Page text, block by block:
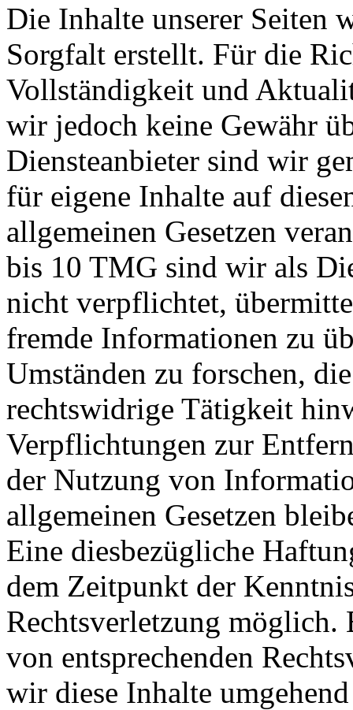
Die Inhalte unserer Seiten
Sorgfalt erstellt. Für die
Vollständigkeit und
wir jedoch keine Gewähr
Diensteanbieter sind wir
für eigene Inhalte auf
allgemeinen Gesetzen
bis 10 TMG sind wir als
nicht verpflichtet,
fremde Informationen zu
Umständen zu forschen,
rechtswidrige Tätigkeit
Verpflichtungen zur
der Nutzung von
allgemeinen Gesetzen
Eine diesbezügliche
dem Zeitpunkt der
Rechtsverletzung möglich.
von entsprechenden
wir diese Inhalte